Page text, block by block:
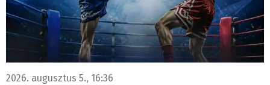
2026. augusztus 5., 16:36